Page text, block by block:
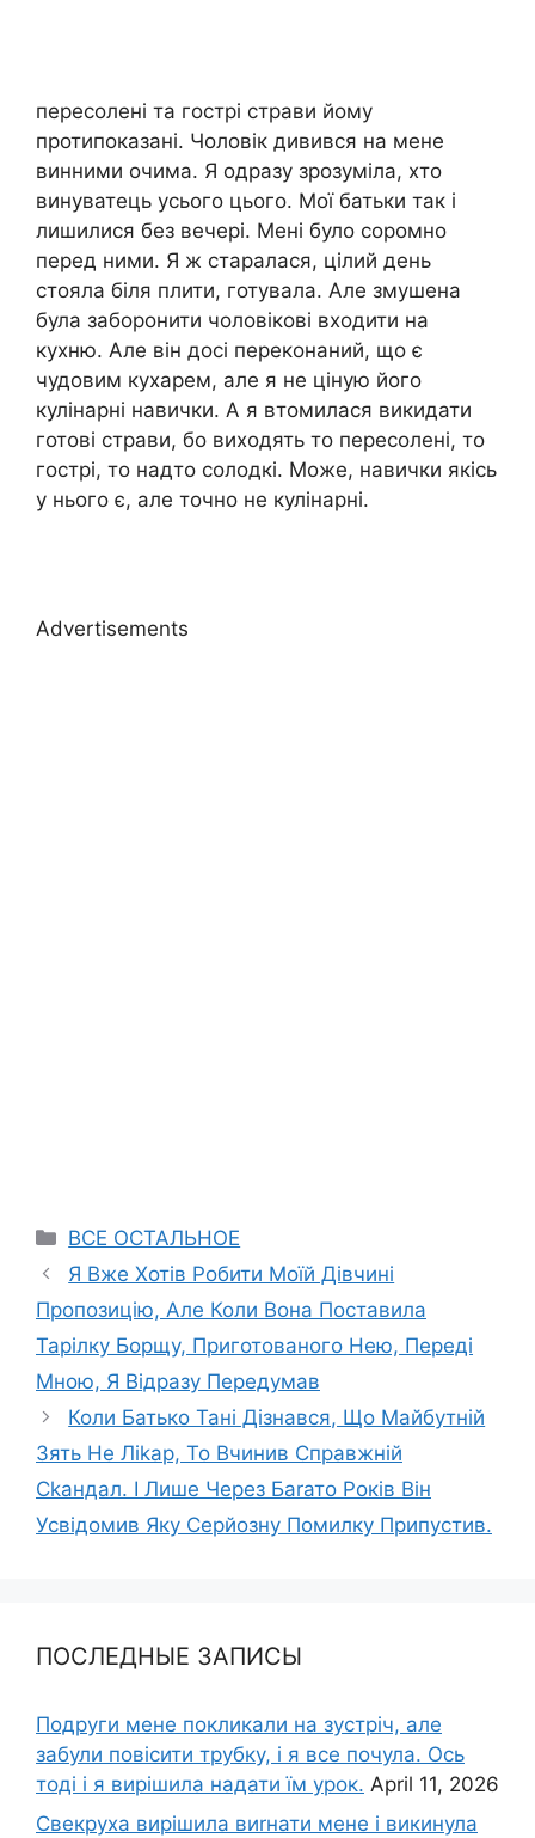
пересолені та гострі страви йому
протипоказані. Чоловік дивився на мене
винними очима. Я одразу зрозуміла, хто
винуватець усього цього. Мої батьки так і
лишилися без вечері. Мені було соромно
перед ними. Я ж старалася, цілий день
стояла біля плити, готувала. Але змушена
була заборонити чоловікові входити на
кухню. Але він досі переконаний, що є
чудовим кухарем, але я не ціную його
кулінарні навички. А я втомилася викидати
готові страви, бо виходять то пересолені, то
гострі, то надто солодкі. Може, навички якісь
у нього є, але точно не кулінарні.
Advertisements
Categories
ВСЕ ОСТАЛЬНОЕ
Я Вже Хотів Робити Моїй Дівчині
Пропозицію, Але Коли Вона Поставила
Тарілку Борщу, Приготованого Нею, Переді
Мною, Я Відразу Передумав
Коли Батько Тані Дізнався, Що Майбутній
Зять Не Ліkар, То Вчинив Справжній
Сkандал. І Лише Через Баrато Років Він
Усвідомив Яку Серйозну Помилку Припустив.
ПОСЛЕДНЫЕ ЗАПИСЫ
Подруги мене покликали на зустріч, але
забули повісити трубку, і я все почула. Ось
тоді і я вирішила надати їм урок. April 11, 2026
Свекруха вирішила виrнати мене і викинула